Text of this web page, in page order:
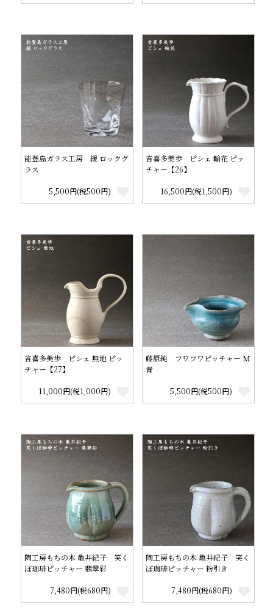
能登島ガラス工房 緩 ロックグ
ラス
5,500円(税500円)
音喜多美歩 ピシェ 輪花 ピッ
チャー【26】
16,500円(税1,500円)
音喜多美歩 ピシェ 無地 ピッ
チャー【27】
11,000円(税1,000円)
藤原純 フワフワピッチャー Ｍ
青
5,500円(税500円)
陶工房もちの木 亀井紀子 笑く
ぼ珈琲ピッチャー 翡翠彩
7,480円(税680円)
陶工房もちの木 亀井紀子 笑く
ぼ珈琲ピッチャー 粉引き
7,480円(税680円)